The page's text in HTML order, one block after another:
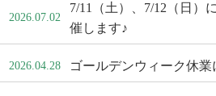
2026.07.02
7/11（土）、7/12（日）
催します♪
2026.04.28 ゴールデンウィーク休